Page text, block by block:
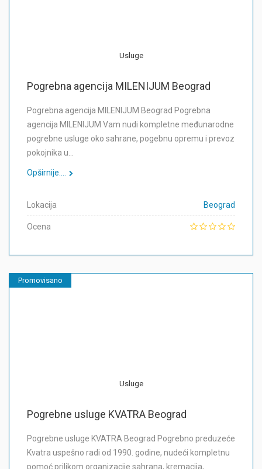
Usluge
Pogrebna agencija MILENIJUM Beograd
Pogrebna agencija MILENIJUM Beograd Pogrebna
agencija MILENIJUM Vam nudi kompletne međunarodne
pogrebne usluge oko sahrane, pogebnu opremu i prevoz
pokojnika u…
Opširnije....
Lokacija Beograd
Ocena
Promovisano
Usluge
Pogrebne usluge KVATRA Beograd
Pogrebne usluge KVATRA Beograd Pogrebno preduzeće
Kvatra uspešno radi od 1990. godine, nudeći kompletnu
pomoć prilikom organizacije sahrana, kremacija,